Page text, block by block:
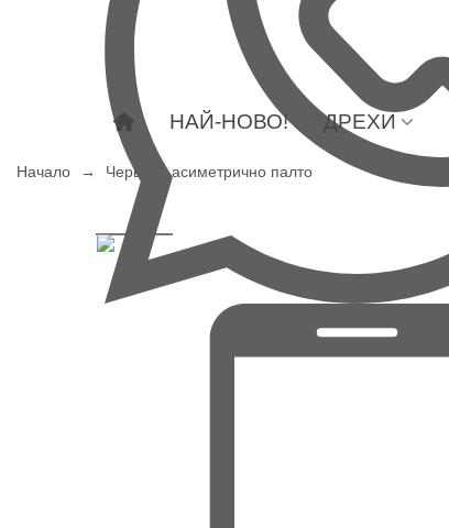
НАЙ-НОВО! ДРЕХИ
Начало → Червено асиметрично палто